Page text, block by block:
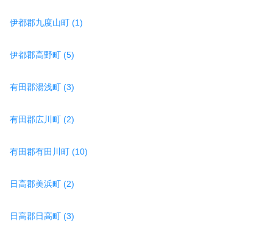
伊都郡九度山町 (1)
伊都郡高野町 (5)
有田郡湯浅町 (3)
有田郡広川町 (2)
有田郡有田川町 (10)
日高郡美浜町 (2)
日高郡日高町 (3)